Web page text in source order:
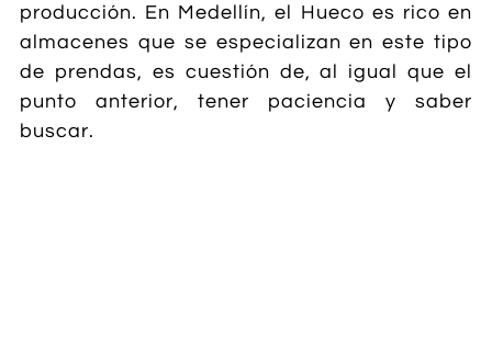
producción. En Medellín, el Hueco es rico en
almacenes que se especializan en este tipo
de prendas, es cuestión de, al igual que el
punto anterior, tener paciencia y saber
buscar.